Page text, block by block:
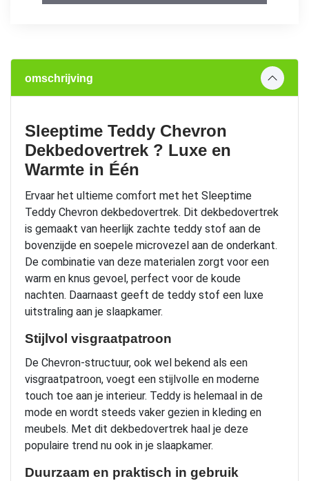
omschrijving
Sleeptime Teddy Chevron
Dekbedovertrek ? Luxe en
Warmte in Één
Ervaar het ultieme comfort met het Sleeptime
Teddy Chevron dekbedovertrek. Dit dekbedovertrek
is gemaakt van heerlijk zachte teddy stof aan de
bovenzijde en soepele microvezel aan de onderkant.
De combinatie van deze materialen zorgt voor een
warm en knus gevoel, perfect voor de koude
nachten. Daarnaast geeft de teddy stof een luxe
uitstraling aan je slaapkamer.
Stijlvol visgraatpatroon
De Chevron-structuur, ook wel bekend als een
visgraatpatroon, voegt een stijlvolle en moderne
touch toe aan je interieur. Teddy is helemaal in de
mode en wordt steeds vaker gezien in kleding en
meubels. Met dit dekbedovertrek haal je deze
populaire trend nu ook in je slaapkamer.
Duurzaam en praktisch in gebruik